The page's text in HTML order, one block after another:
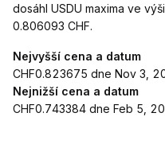
dosáhl USDU maxima ve
0.806093 CHF.
Nejvyšší cena a datum
CHF0.823675 dne Nov 3,
Nejnižší cena a datum
CHF0.743384 dne Feb 5,